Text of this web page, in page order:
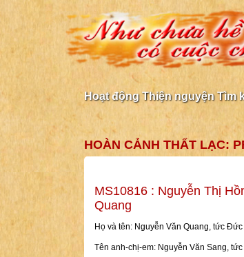
Hoạt động Thiện nguyện Tìm
HOÀN CẢNH THẤT LẠC:
MS10816 : Nguyễn Thị
Quang
Họ và tên: Nguyễn Văn Quang, tức Đức
Tên anh-chị-em: Nguyễn Văn Sang, tức